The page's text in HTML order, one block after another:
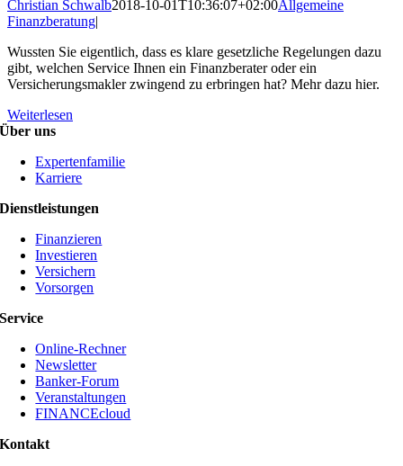
Christian Schwalb2018-10-01T10:36:07+02:00Allgemeine
Finanzberatung|
Wussten Sie eigentlich, dass es klare gesetzliche Regelungen dazu
gibt, welchen Service Ihnen ein Finanzberater oder ein
Versicherungsmakler zwingend zu erbringen hat? Mehr dazu hier.
Weiterlesen
Über uns
Expertenfamilie
Karriere
Dienstleistungen
Finanzieren
Investieren
Versichern
Vorsorgen
Service
Online-Rechner
Newsletter
Banker-Forum
Veranstaltungen
FINANCEcloud
Kontakt